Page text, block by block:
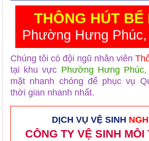
THÔNG HÚT BỂ
Phường Hưng
Chúng tôi có đội ngũ nhân viên
tại khu vực Phường Hưng
mặt nhanh chóng để phục vụ
thời gian nhanh nhất.
DỊCH VỤ VỆ SINH
CÔNG TY VỆ SINH MÔI